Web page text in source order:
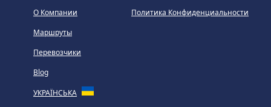
О Компании
Маршруты
Перевозчики
Blog
УКРАЇНСЬКА
Политика Конфиденциальности